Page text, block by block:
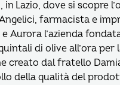
Lazio, dove si scopre
farmacista e
Aurora l’azienda
di olive all’ora
creato dal fratello
della qualità del